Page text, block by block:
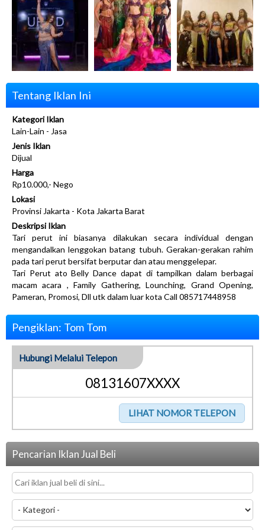
Tentang Iklan Ini
Kategori Iklan
Lain-Lain - Jasa
Jenis Iklan
Dijual
Harga
Rp10.000,- Nego
Lokasi
Provinsi Jakarta - Kota Jakarta Barat
Deskripsi Iklan
Tari perut ini biasanya dilakukan secara individual dengan
mengandalkan lenggokan batang tubuh. Gerakan-gerakan rahim
pada tari perut bersifat berputar dan atau menggelepar.
Tari Perut ato Belly Dance dapat di tampilkan dalam berbagai
macam acara , Family Gathering, Lounching, Grand Opening,
Pameran, Promosi, Dll utk dalam luar kota Call 085717448958
Pengiklan: Tom Tom
Hubungi Melalui Telepon
08131607XXXX
Pencarian Iklan Jual Beli